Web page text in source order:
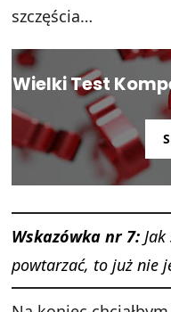
szczęścia…
Wielki Test
Wskazówka nr 7:
powtarzać, to już nie